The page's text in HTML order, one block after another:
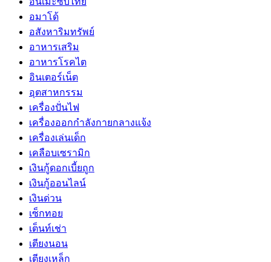
อมาโด้
อสังหาริมทรัพย์
อาหารเสริม
อาหารโรคไต
อินเตอร์เน็ต
อุตสาหกรรม
เครื่องปั่นไฟ
เครื่องออกกำลังกายกลางแจ้ง
เครื่องเล่นเด็ก
เคลือบเซรามิก
เงินกู้ดอกเบี้ยถูก
เงินกู้ออนไลน์
เงินด่วน
เซ็กทอย
เต็นท์เช่า
เตียงนอน
เตียงเหล็ก